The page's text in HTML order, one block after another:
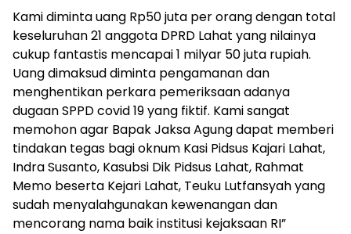
Kami diminta uang Rp50 juta per orang dengan total
keseluruhan 21 anggota DPRD Lahat yang nilainya
cukup fantastis mencapai 1 milyar 50 juta rupiah.
Uang dimaksud diminta pengamanan dan
menghentikan perkara pemeriksaan adanya
dugaan SPPD covid 19 yang fiktif. Kami sangat
memohon agar Bapak Jaksa Agung dapat memberi
tindakan tegas bagi oknum Kasi Pidsus Kajari Lahat,
Indra Susanto, Kasubsi Dik Pidsus Lahat, Rahmat
Memo beserta Kejari Lahat, Teuku Lutfansyah yang
sudah menyalahgunakan kewenangan dan
mencorang nama baik institusi kejaksaan RI”